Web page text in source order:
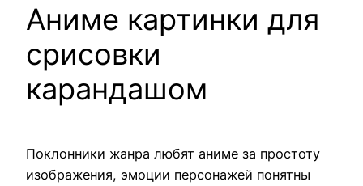
Аниме картинки для
срисовки
карандашом
Поклонники жанра любят аниме за простоту
изображения, эмоции персонажей понятны